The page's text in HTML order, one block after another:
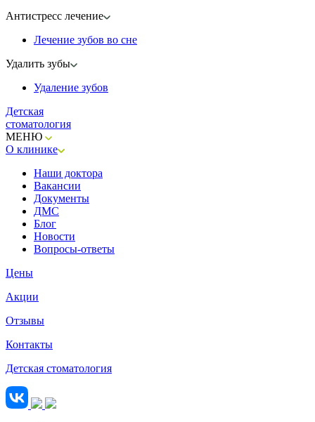
Антистресс лечение
Лечение зубов во сне
Удалить зубы
Удаление зубов
Детская
стоматология
МЕНЮ
О клинике
Наши доктора
Вакансии
Документы
ДМС
Блог
Новости
Вопросы-ответы
Цены
Акции
Отзывы
Контакты
Детская стоматология